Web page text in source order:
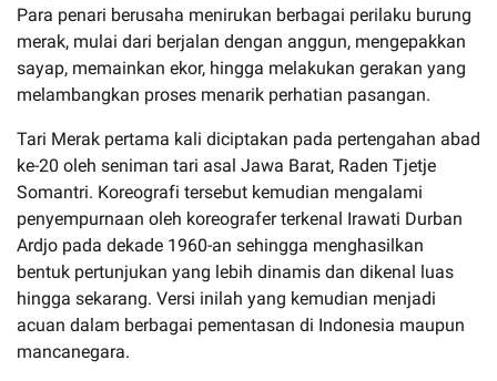
Para penari berusaha menirukan berbagai perilaku burung
merak, mulai dari berjalan dengan anggun, mengepakkan
sayap, memainkan ekor, hingga melakukan gerakan yang
melambangkan proses menarik perhatian pasangan.
Tari Merak pertama kali diciptakan pada pertengahan abad
ke-20 oleh seniman tari asal Jawa Barat, Raden Tjetje
Somantri. Koreografi tersebut kemudian mengalami
penyempurnaan oleh koreografer terkenal Irawati Durban
Ardjo pada dekade 1960-an sehingga menghasilkan
bentuk pertunjukan yang lebih dinamis dan dikenal luas
hingga sekarang. Versi inilah yang kemudian menjadi
acuan dalam berbagai pementasan di Indonesia maupun
mancanegara.